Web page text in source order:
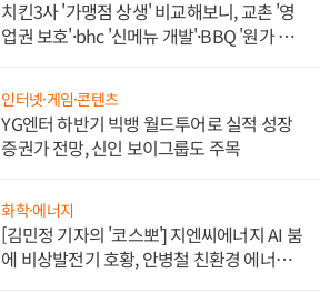
치킨3사 '가맹점 상생' 비교해보니, 교촌 '영
업권 보호'·bhc '신메뉴 개발'·BBQ '원가 부
인터넷·게임·콘텐츠
YG엔터 하반기 빅뱅 월드투어로 실적 성장
증권가 전망, 신인 보이그룹도 주목
화학·에너지
[김민정 기자의 '코스뽀'] 지엔씨에너지 AI 붐
에 비상발전기 호황, 안병철 친환경 에너지